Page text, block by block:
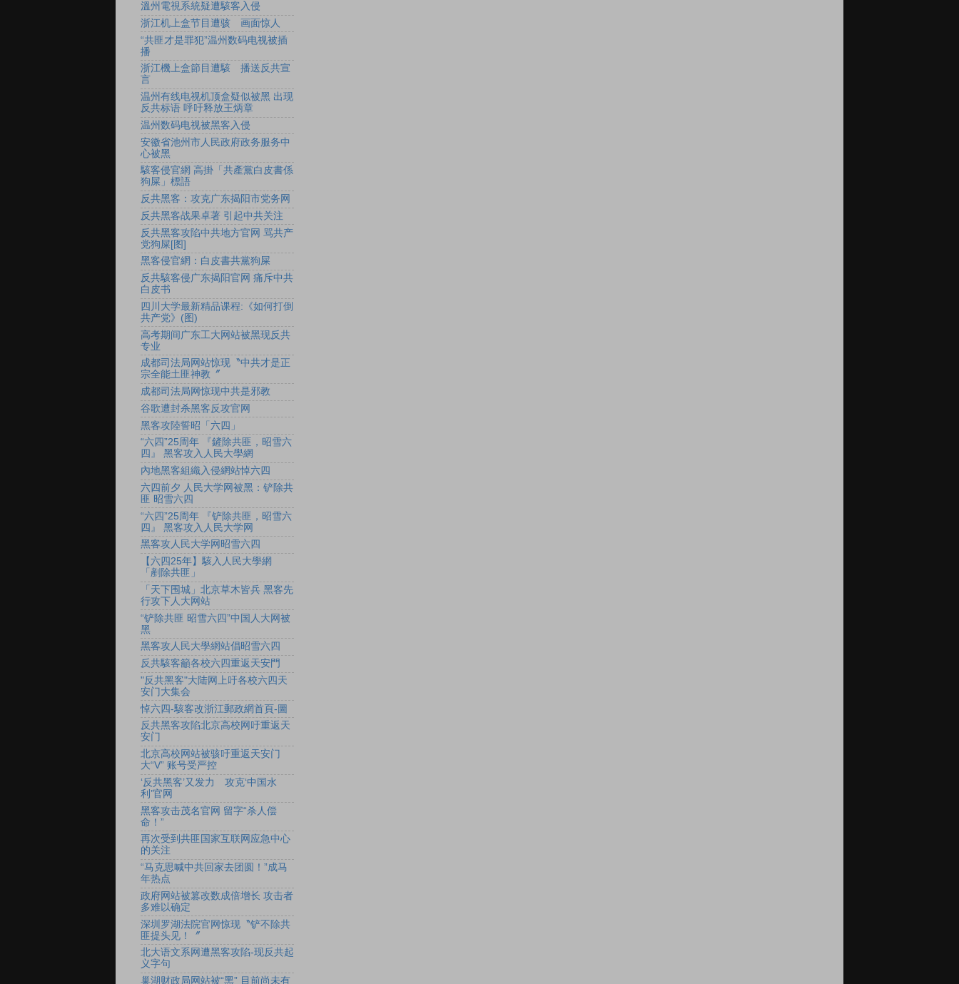
溫州電視系統疑遭駭客入侵
浙江机上盒节目遭骇 画面惊人
“共匪才是罪犯”温州数码电视被插
播
浙江機上盒節目遭駭 播送反共宣
言
温州有线电视机顶盒疑似被黑 出现
反共标语 呼吁释放王炳章
温州数码电视被黑客入侵
安徽省池州市人民政府政务服务中
心被黑
駭客侵官網 高掛「共產黨白皮書係
狗屎」標語
反共黑客：攻克广东揭阳市党务网
反共黑客战果卓著 引起中共关注
反共黑客攻陷中共地方官网 骂共产
党狗屎[图]
黑客侵官網：白皮書共黨狗屎
反共駭客侵广东揭阳官网 痛斥中共
白皮书
四川大学最新精品课程:《如何打倒
共产党》(图)
高考期间广东工大网站被黑现反共
专业
成都司法局网站惊现〝中共才是正
宗全能土匪神教〞
成都司法局网惊现中共是邪教
谷歌遭封杀黑客反攻官网
黑客攻陸誓昭「六四」
“六四”25周年 『鏟除共匪，昭雪六
四』 黑客攻入人民大學網
內地黑客組織入侵網站悼六四
六四前夕 人民大学网被黑：铲除共
匪 昭雪六四
“六四”25周年 『铲除共匪，昭雪六
四』 黑客攻入人民大学网
黑客攻人民大学网昭雪六四
【六四25年】駭入人民大學網
「剷除共匪」
「天下围城」北京草木皆兵 黑客先
行攻下人大网站
“铲除共匪 昭雪六四”中国人大网被
黑
黑客攻人民大學網站倡昭雪六四
反共駭客籲各校六四重返天安門
"反共黑客"大陆网上吁各校六四天
安门大集会
悼六四-駭客改浙江郵政網首頁-圖
反共黑客攻陷北京高校网吁重返天
安门
北京高校网站被骇吁重返天安门
大“V” 账号受严控
‘反共黑客’又发力 攻克‘中国水
利’官网
黑客攻击茂名官网 留字“杀人偿
命！”
再次受到共匪国家互联网应急中心
的关注
“马克思喊中共回家去团圆！”成马
年热点
政府网站被篡改数成倍增长 攻击者
多难以确定
深圳罗湖法院官网惊现〝铲不除共
匪提头见！〞
北大语文系网遭黑客攻陷-现反共起
义字句
巢湖财政局网站被“黑” 目前尚未有